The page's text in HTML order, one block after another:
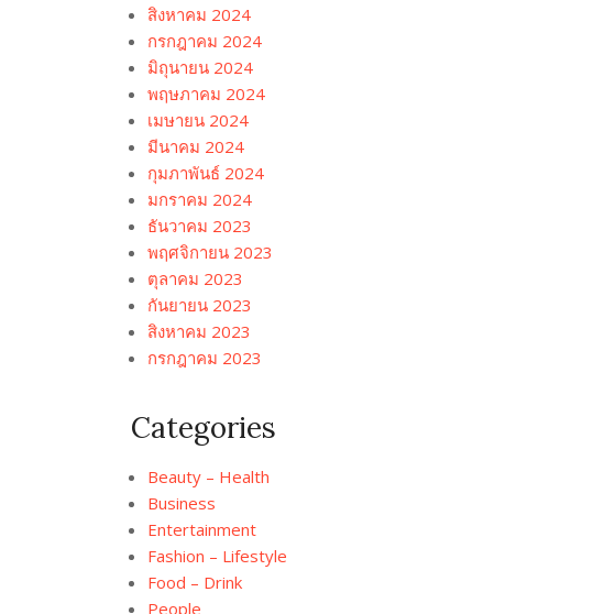
สิงหาคม 2024
กรกฎาคม 2024
มิถุนายน 2024
พฤษภาคม 2024
เมษายน 2024
มีนาคม 2024
กุมภาพันธ์ 2024
มกราคม 2024
ธันวาคม 2023
พฤศจิกายน 2023
ตุลาคม 2023
กันยายน 2023
สิงหาคม 2023
กรกฎาคม 2023
Categories
Beauty – Health
Business
Entertainment
Fashion – Lifestyle
Food – Drink
People